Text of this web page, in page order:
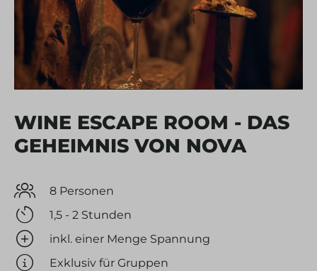
WINE ESCAPE ROOM - DAS
GEHEIMNIS VON NOVA
8 Personen
1,5 - 2 Stunden
inkl. einer Menge Spannung
Exklusiv für Gruppen